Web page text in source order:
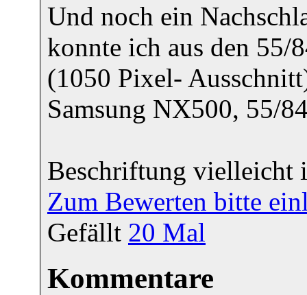
Und noch ein
konnte ich aus den 55/
(1050 Pixel-
Samsung NX500, 55/
Beschriftung vielleicht
Zum Bewerten bitte
Gefällt 20 Mal
Kommentare